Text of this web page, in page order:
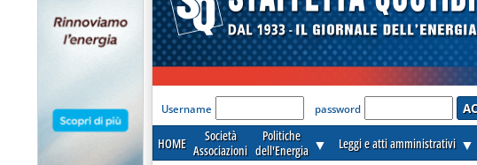
'Modulo Login per accedere'
Username password
HOME
Società
Associazioni
Politiche
dell'Energia ▼ Leggi e atti amministrativi ▼